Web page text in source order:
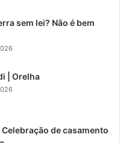
sem lei? Não é bem
| Orelha
de casamento